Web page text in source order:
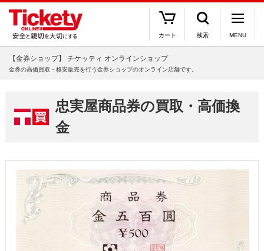
カート 検索 MENU
【金券ショップ】 チケッティ オンラインショップ
金券の高価買取・格安販売を行う金券ショップのオンライン店舗です。
忠実屋商品券の買取・高価換
金